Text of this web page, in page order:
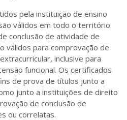
pela instituição de ensino
válidos em todo o território
conclusão de atividade de
válidos para comprovação de
inclusive para
funcional. Os certificados
de prova de títulos junto a
junto a instituições de direito
de conclusão de
ou correlatas.